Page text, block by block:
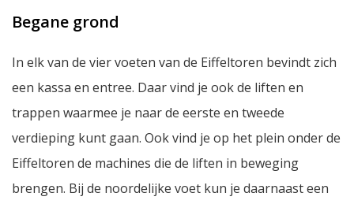
Begane grond
In elk van de vier voeten van de Eiffeltoren bevindt zich
een kassa en entree. Daar vind je ook de liften en
trappen waarmee je naar de eerste en tweede
verdieping kunt gaan. Ook vind je op het plein onder de
Eiffeltoren de machines die de liften in beweging
brengen. Bij de noordelijke voet kun je daarnaast een